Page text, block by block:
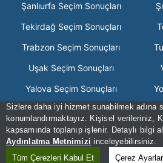
Sizlere daha iyi hizmet sunabilmek adına
konumlandırmaktayız. Kişisel verileriniz,
kapsamında toplanıp işlenir. Detaylı bilgi
Aydınlatma Metnimizi inceleyebilirsiniz.
Tüm Çerezleri Kabul Et
Çerez
Şanlıurfa Seçim Sonuçları
Tekirdağ Seçim Sonuçları
Trabzon Seçim Sonuçları
Uşak Seçim Sonuçları
Yalova Seçim Sonuçları
Zonguldak Seçim Sonuçları
[Hata Bildir] -
[Kullanım